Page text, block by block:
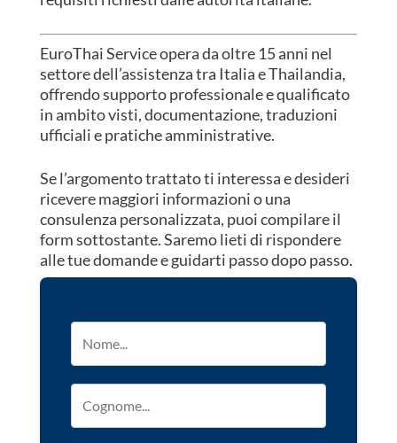
EuroThai Service opera da oltre 15 anni nel
settore dell’assistenza tra Italia e Thailandia,
offrendo supporto professionale e qualificato
in ambito visti, documentazione, traduzioni
ufficiali e pratiche amministrative.
Se l’argomento trattato ti interessa e desideri
ricevere maggiori informazioni o una
consulenza personalizzata, puoi compilare il
form sottostante. Saremo lieti di rispondere
alle tue domande e guidarti passo dopo passo.